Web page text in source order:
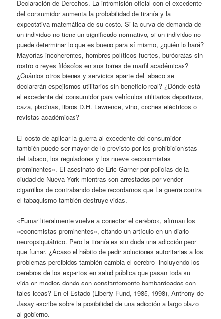
Declaración de Derechos. La intromisión oficial con el excedente
del consumidor aumenta la probabilidad de tiranía y la
expectativa matemática de su costo. Si la curva de demanda de
un individuo no tiene un significado normativo, si un individuo no
puede determinar lo que es bueno para sí mismo, ¿quién lo hará?
Mayorías incoherentes, hombres políticos fuertes, burócratas sin
rostro o reyes filósofos en sus torres de marfil académicas?
¿Cuántos otros bienes y servicios aparte del tabaco se
declararán espejismos utilitarios sin beneficio real? ¿Dónde está
el excedente del consumidor para vehículos utilitarios deportivos,
caza, piscinas, libros D.H. Lawrence, vino, coches eléctricos o
revistas académicas?
El costo de aplicar la guerra al excedente del consumidor
también puede ser mayor de lo previsto por los prohibicionistas
del tabaco, los reguladores y los nueve «economistas
prominentes». El asesinato de Eric Garner por policías de la
ciudad de Nueva York mientras son arrestados por vender
cigarrillos de contrabando debe recordarnos que La guerra contra
el tabaquismo también destruye vidas.
«Fumar literalmente vuelve a conectar el cerebro», afirman los
«economistas prominentes», citando un artículo en un diario
neuropsiquiátrico. Pero la tiranía es sin duda una adicción peor
que fumar. ¿Acaso el hábito de pedir soluciones autoritarias a los
problemas percibidos también cambia el cerebro -incluyendo los
cerebros de los expertos en salud pública que pasan toda su
vida en medios donde son constantemente bombardeados con
tales ideas? En el Estado (Liberty Fund, 1985, 1998), Anthony de
Jasay escribe sobre la posibilidad de una adicción a largo plazo
al gobierno.